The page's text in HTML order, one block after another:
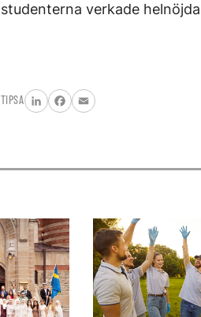
studenterna verkade
TIPSA
LinkedInFacebook
Email